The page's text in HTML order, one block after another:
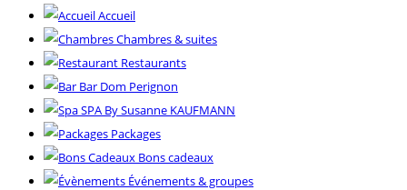
Accueil
Chambres & suites
Restaurants
Bar Dom Perignon
SPA By Susanne KAUFMANN
Packages
Bons cadeaux
Événements & groupes